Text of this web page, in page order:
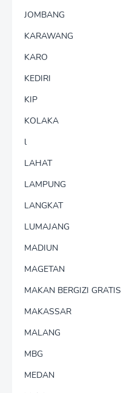
JOMBANG
KARAWANG
KARO
KEDIRI
KIP
KOLAKA
l
LAHAT
LAMPUNG
LANGKAT
LUMAJANG
MADIUN
MAGETAN
MAKAN BERGIZI GRATIS
MAKASSAR
MALANG
MBG
MEDAN